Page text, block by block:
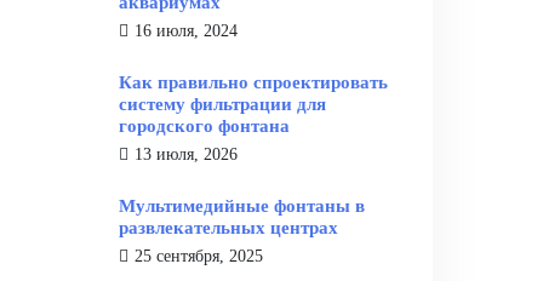
16 июля, 2024
Как правильно спроектировать
систему фильтрации для
городского фонтана
13 июля, 2026
Мультимедийные фонтаны в
развлекательных центрах
25 сентября, 2025